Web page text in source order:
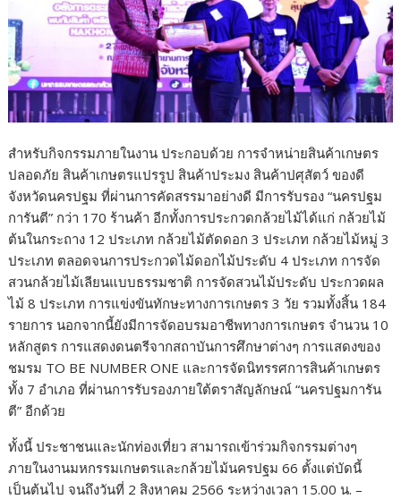
สำหรับกิจกรรมภายในงาน ประกอบด้วย การจำหน่ายสินค้าเกษตร
ปลอดภัย สินค้าเกษตรแปรรูป สินค้าประมง สินค้าปศุสัตว์ ของดี
จังหวัดนครปฐม ที่ผ่านการคัดสรรมาอย่างดี มีการรับรอง “นครปฐม
การันตี” กว่า 170 ร้านค้า อีกทั้งการประกวดกล้วยไม้ได้แก่ กล้วยไม้
ต้นในกระถาง 12ประเภท กล้วยไม้ตัดดอก 3ประเภท กล้วยไม้หมู่ 3
ประเภท ตลอดจนการประกวดไม้ดอกไม้ประดับ 4ประเภท การจัด
สวนกล้วยไม้เลียนแบบธรรมชาติ การจัดสวนไม้ประดับ ประกวดผล
ไม้ 8ประเภท การแข่งขันทักษะทางการเกษตร 3 วัย รวมทั้งสิ้น 184
รายการ นอกจากนี้ยังมีการจัดอบรมอาชีพทางการเกษตร จำนวน 10
หลักสูตร การแสดงดนตรีจากสถาบันการศึกษาต่างๆ การแสดงของ
ชมรม TO BE NUMBER ONE และการจัดนิทรรศการสินค้าเกษตร
ทั้ง 7 อำเภอ ที่ผ่านการรับรองภายใต้ตราสัญลักษณ์ “นครปฐมการัน
ตี” อีกด้วย
ทั้งนี้ ประชาชนและนักท่องเที่ยว สามารถเข้าร่วมกิจกรรมต่างๆ
ภายในงานมหกรรมเกษตรและกล้วยไม้นครปฐม 66 ตั้งแต่บัดนี้
เป็นต้นไป จนถึงวันที่ 2 สิงหาคม 2566 ระหว่างเวลา 15.00น. –